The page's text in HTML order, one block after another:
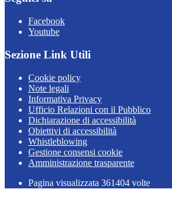
Facebook
Youtube
Sezione Link Utili
Cookie policy
Note legali
Informativa Privacy
Ufficio Relazioni con il Pubblico
Dichiarazione di accessibilità
Obiettivi di accessibilità
Whistleblowing
Gestione consensi cookie
Amministrazione trasparente
Pagina visualizzata 361404 volte